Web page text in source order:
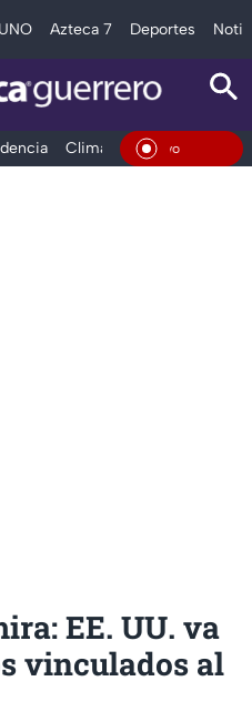
Azteca 7 Deportes
Clima Deportes En
EE. UU. va
vinculados al